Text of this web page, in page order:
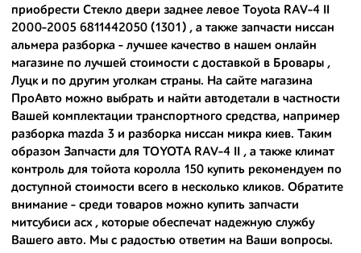
аналогов.
Многие наши оптовые клиенты рекомендуют именно нашу
разборку как надежного и проверенного продавца. Если вам
требуется приобрести оптовую партию деталей для японских
автомобилей, то консультанты нашего интернет-магазина
подберут вам товар и укомплектуют партию. Также мы поможем с
правильным выбором по каталогу автозапчастей.
Купить комплектующие для авто с разборки – хорошее решение.
Ведь наши запчасти:
- доступные по цене;
- сняты только с автомобилей, которые ездили по превосходным
европейским и японским дорогам;
приобрести Стекло двери заднее левое Toyota RAV-4 II
2000-2005 6811442050 (1301) , а также запчасти ниссан
альмера разборка - лучшее качество в нашем онлайн
магазине по лучшей стоимости с доставкой в Бровары ,
Луцк и по другим уголкам страны. На сайте магазина
ПроАвто можно выбрать и найти автодетали в частности
Вашей комплектации транспортного средства, например
разборка mazda 3 и разборка ниссан микра киев. Таким
образом Запчасти для TOYOTA RAV-4 II , а также климат
контроль для тойота королла 150 купить рекомендуем по
доступной стоимости всего в несколько кликов. Обратите
внимание - среди товаров можно купить запчасти
митсубиси асх, которые обеспечат надежную службу
Вашего авто. Мы с радостью ответим на Ваши вопросы.